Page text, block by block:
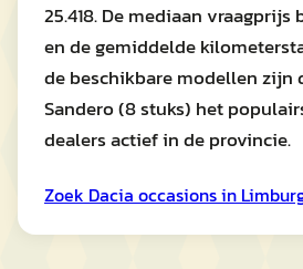
25.418. De mediaan vraagprijs
en de gemiddelde
de beschikbare modellen zijn
Sandero (8 stuks) het
dealers actief in de provincie.
Zoek Dacia occasions in